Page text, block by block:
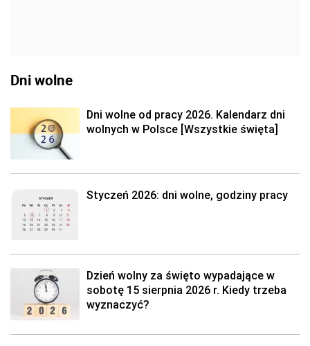
Dni wolne
Dni wolne od pracy 2026. Kalendarz dni
wolnych w Polsce [Wszystkie święta]
Styczeń 2026: dni wolne, godziny pracy
Dzień wolny za święto wypadające w
sobotę 15 sierpnia 2026 r. Kiedy trzeba
wyznaczyć?